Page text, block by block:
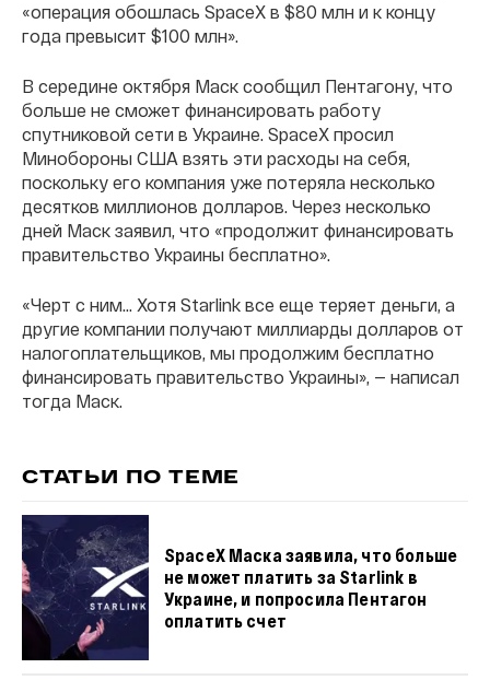
«операция обошлась SpaceX в $80 млн и к концу
года превысит $100 млн».
В середине октября Маск сообщил Пентагону, что
больше не сможет финансировать работу
спутниковой сети в Украине. SpaceX просил
Минобороны США взять эти расходы на себя,
поскольку его компания уже потеряла несколько
десятков миллионов долларов. Через несколько
дней Маск заявил, что «продолжит финансировать
правительство Украины бесплатно».
«Черт с ним… Хотя Starlink все еще теряет деньги, а
другие компании получают миллиарды долларов от
налогоплательщиков, мы продолжим бесплатно
финансировать правительство Украины», — написал
тогда Маск.
СТАТЬИ ПО ТЕМЕ
SpaceX Маска заявила, что больше
не может платить за Starlink в
Украине, и попросила Пентагон
оплатить счет